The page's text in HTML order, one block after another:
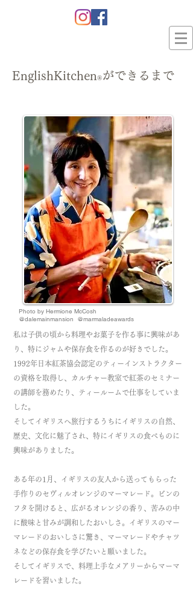
EnglishKitchen®ができるまで
Photo by Hermione McCosh
@dalemainmansion @marmaladeawards
私は子供の頃から料理やお菓子を作る事に興味があ
り、特にジャムや保存食を作るのが好きでした。
1992年日本紅茶協会認定のティーインストラクター
の資格を取得し、カルチャー教室で紅茶のセミナー
の講師を務めたり、ティールームで仕事をしていま
した。
そしてイギリスへ旅行するうちにイギリスの自然、
歴史、文化に魅了され、特にイギリスの食べものに
興味がありました。
ある年の1月、イギリスの友人から送ってもらった
手作りのセヴィルオレンジのマーマレード。
ビンの
フタを開けると、広がるオレンジの香り、苦みの中
に酸味と甘みが調和したおいしさ。イギリスのマー
マレードのおいしさに驚き、マーマレードやチャツ
ネなどの保存食を学びたいと願いました。
そしてイギリスで、 料理上手なメアリーからマーマ
レードを習いました。